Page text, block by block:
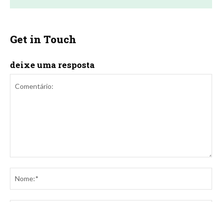
Get in Touch
deixe uma resposta